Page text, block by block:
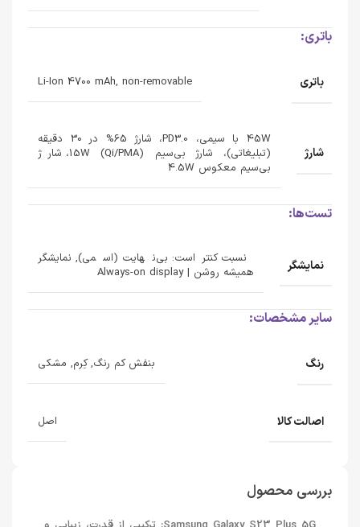
باتری:
باتری Li-Ion 4700 mAh, non-removable
شارژ
45W با سیمی، PD3.0، شارژ 65% در 30 دقیقه
(تبلیغاتی)، شارژ بی‌سیم 15W (Qi/PMA)، شارژ
بی‌سیم معکوس 4.5W
تست‌ها:
نمایشگر
نسبت کنتراست: بی‌نهایت (اسمی), نمایشگر
همیشه روشن | Always-on display
سایر مشخصات:
رنگ بنفش کم رنگ, کِرم, مشکی
اصالت کالا اصل
بررسی محصول